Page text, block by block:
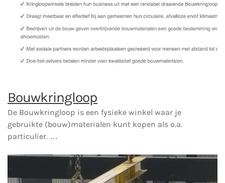
Bouwkringloop
De Bouwkringloop is een fysieke winkel waar je
gebruikte (bouw)materialen kunt kopen als o.a.
particulier. …